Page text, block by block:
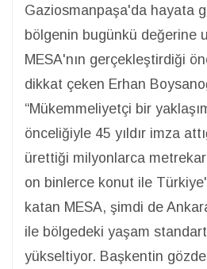
Gaziosmanpaşa'da hayata
bölgenin bugünkü değerine
MESA'nın gerçekleştirdiği
dikkat çeken Erhan
“Mükemmeliyetçi bir
önceliğiyle 45 yıldır imza
ürettiği milyonlarca
on binlerce konut ile
katan MESA, şimdi de
ile bölgedeki yaşam
yükseltiyor. Başkentin